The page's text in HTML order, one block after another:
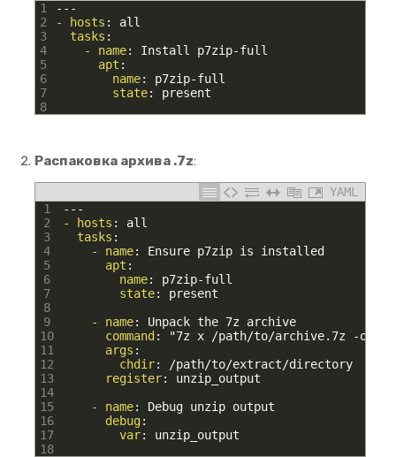
1
2
3
4
5
6
7
8
---
- hosts : all
tasks :
- name: Install p7zip-full
apt :
name: p7zip-full
state: present
Распаковка архива .7z:
YAML
1
2
3
4
5
6
7
8
9
10
11
12
13
14
15
16
17
18
---
- hosts : all
tasks :
- name: Ensure p7zip is installed
apt :
name: p7zip-full
state: present
- name: Unpack the 7z archive
command : "7z x /path/to/archive.7z -o/
args :
chdir: /path/to/extract/directory
register: unzip_output
- name: Debug unzip output
debug:
var: unzip_output